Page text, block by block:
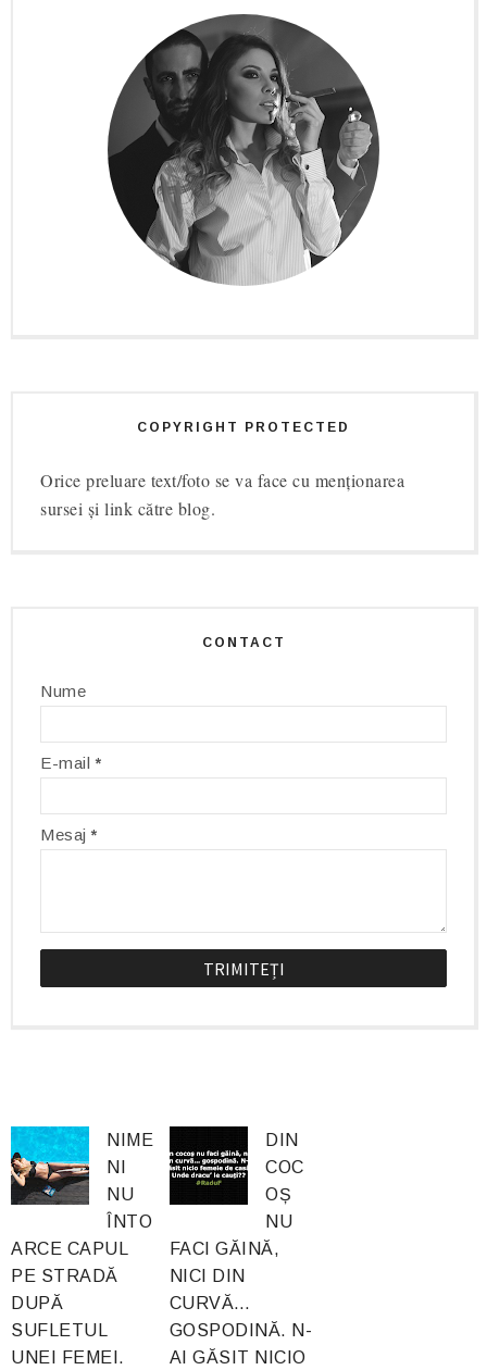
COPYRIGHT PROTECTED
Orice preluare text/foto se va face cu menționarea
sursei și link către blog.
CONTACT
Nume
E-mail*
Mesaj*
NIME
NI
NU
ÎNTO
ARCE CAPUL
PE STRADĂ
DUPĂ
SUFLETUL
UNEI FEMEI.
DIN
COC
OȘ
NU
FACI GĂINĂ,
NICI DIN
CURVĂ…
GOSPODINĂ. N-
AI GĂSIT NICIO